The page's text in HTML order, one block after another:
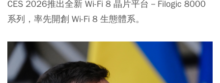
CES 2026推出全新 Wi-Fi 8 晶片平台－Filogic 8000
系列，率先開創 Wi-Fi 8 生態體系。